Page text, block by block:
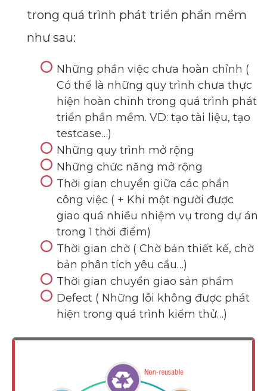
trong quá trình phát triển phần mềm
như sau:
Những phần việc chưa hoàn chỉnh (
Có thể là những quy trình chưa thực
hiện hoàn chỉnh trong quá trình phát
triển phần mềm. VD: tạo tài liệu, tạo
testcase…)
Những quy trình mở rộng
Những chức năng mở rộng
Thời gian chuyển giữa các phần
công việc ( + Khi một người được
giao quá nhiều nhiệm vụ trong dự án
trong 1 thời điểm)
Thời gian chờ ( Chờ bản thiết kế, chờ
bản phân tích yêu cầu…)
Thời gian chuyển giao sản phẩm
Defect ( Những lỗi không được phát
hiện trong quá trình kiểm thử…)
Dimensions
--
Impressions